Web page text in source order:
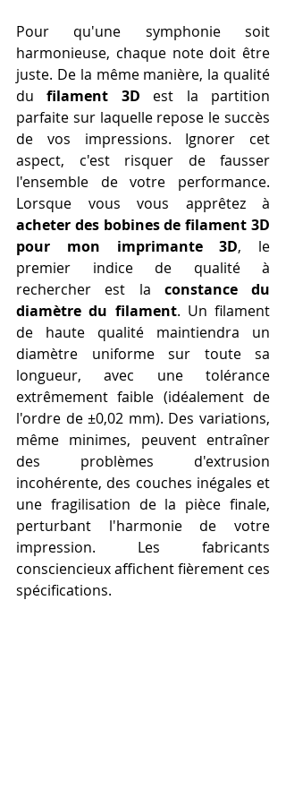
Pour qu'une symphonie soit
harmonieuse, chaque note doit être
juste. De la même manière, la qualité
du filament 3D est la partition
parfaite sur laquelle repose le succès
de vos impressions. Ignorer cet
aspect, c'est risquer de fausser
l'ensemble de votre performance.
acheter des bobines de filament 3D
pour mon imprimante 3D, le
premier indice de qualité à
rechercher est la constance du
diamètre du filament. Un filament
de haute qualité maintiendra un
diamètre uniforme sur toute sa
longueur, avec une tolérance
extrêmement faible (idéalement de
l'ordre de ±0,02 mm). Des variations,
même minimes, peuvent entraîner
des problèmes d'extrusion
incohérente, des couches inégales et
une fragilisation de la pièce finale,
perturbant l'harmonie de votre
impression. Les fabricants
consciencieux affichent fièrement ces
spécifications.